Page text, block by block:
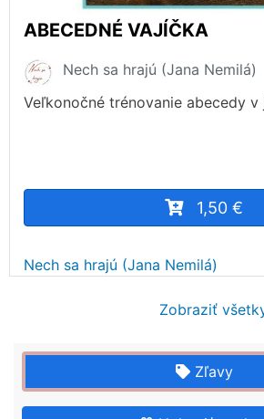
ABECEDNÉ VAJÍČKA
Nech sa hrajú (Jana Nemilá)
Veľkonočné trénovanie abecedy v
1,50 €
Nech sa hrajú (Jana Nemilá)
Zobraziť
Zľavy